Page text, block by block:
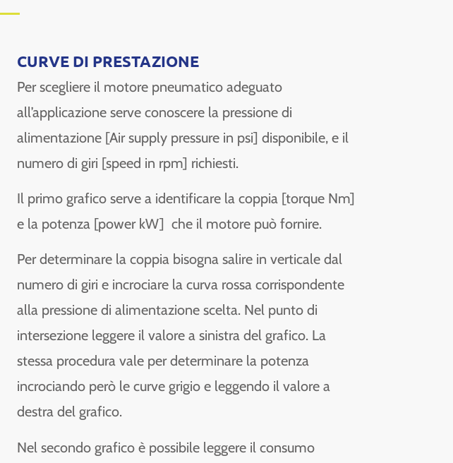
CURVE DI PRESTAZIONE
Per scegliere il motore pneumatico adeguato
all’applicazione serve conoscere la pressione di
alimentazione [Air supply pressure in psi] disponibile, e il
numero di giri [speed in rpm] richiesti.
Il primo grafico serve a identificare la coppia [torque Nm]
e la potenza [power kW] che il motore può fornire.
Per determinare la coppia bisogna salire in verticale dal
numero di giri e incrociare la curva rossa corrispondente
alla pressione di alimentazione scelta. Nel punto di
intersezione leggere il valore a sinistra del grafico. La
stessa procedura vale per determinare la potenza
incrociando però le curve grigio e leggendo il valore a
destra del grafico.
Nel secondo grafico è possibile leggere il consumo